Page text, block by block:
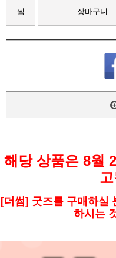
찜 장바구니
해당 상품은 8월
[더썸] 굿즈를 구매하실
하시는